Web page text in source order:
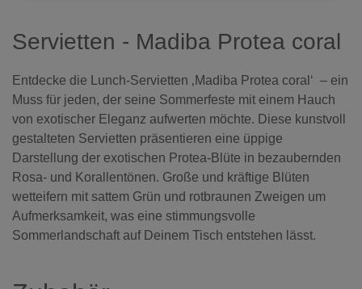
Servietten - Madiba Protea coral
Entdecke die Lunch-Servietten ‚Madiba Protea coral‘ – ein
Muss für jeden, der seine Sommerfeste mit einem Hauch
von exotischer Eleganz aufwerten möchte. Diese kunstvoll
gestalteten Servietten präsentieren eine üppige
Darstellung der exotischen Protea-Blüte in bezaubernden
Rosa- und Korallentönen. Große und kräftige Blüten
wetteifern mit sattem Grün und rotbraunen Zweigen um
Aufmerksamkeit, was eine stimmungsvolle
Sommerlandschaft auf Deinem Tisch entstehen lässt.